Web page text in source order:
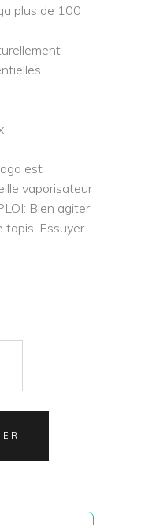
plus de 100
est
vaporisateur
Bien agiter
tapis. Essuyer